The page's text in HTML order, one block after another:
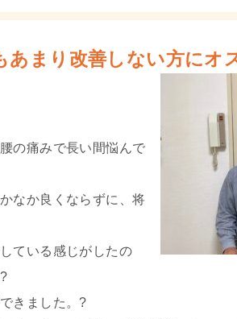
まり改善しない方にオ
の痛みで長い間悩んで
なか良くならずに、将
ている感じがしたの
?
きました。?